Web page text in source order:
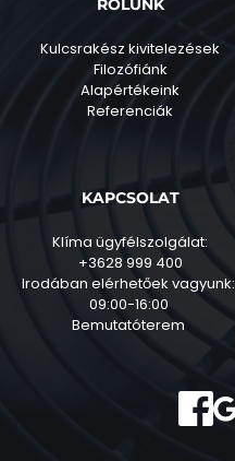
RÓLUNK
Kulcsrakész kivitelezések
Filozófiánk
Alapértékeink
Referenciák
KAPCSOLAT
Klíma ügyfélszolgálat:
+3628 999 400
Irodában elérhetőek vagyunk:
09:00-16:00
Bemutatóterem